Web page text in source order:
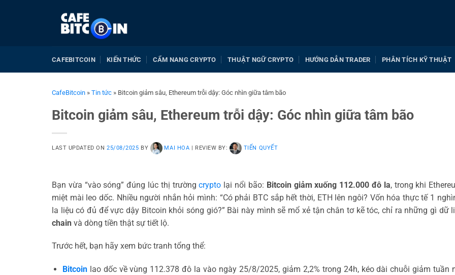
CAFEBITCOIN KIẾN THỨC CẨM NANG CRYPTO THUẬT NGỮ CRYPTO HƯỚNG DẪN TRADER PHÂN TÍCH KỸ THUẬT
CafeBitcoin » Tin tức » Bitcoin giảm sâu, Ethereum trỗi dậy: Góc nhìn giữa tâm bão
Bitcoin giảm sâu, Ethereum trỗi dậy: Góc nhìn giữa tâm bão
LAST UPDATED ON 25/08/2025 BY MAI HOA | REVIEW BY: TIẾN QUYẾT
Bạn vừa “vào sóng” đúng lúc thị trườngcrypto lại nổi bão: Bitcoin giảm xuống 112.000 đô la, trong khi
miệt mài leo dốc. Nhiều người nhắn hỏi mình: “Có phải BTC sắp hết thời, ETH lên ngôi? Vốn hóa thực tế 1
la liệu có đủ để vực dậy Bitcoin khỏi sóng gió?” Bài này mình sẽ mổ xẻ tận chân tơ kẽ tóc, chỉ ra những gì dữ
chain và dòng tiền thật sự tiết lộ.
Trước hết, bạn hãy xem bức tranh tổng thể:
Bitcoinlao dốc về vùng 112.378 đô la vào ngày 25/8/2025, giảm 2,2% trong 24h, kéo dài chuỗi giảm tuần